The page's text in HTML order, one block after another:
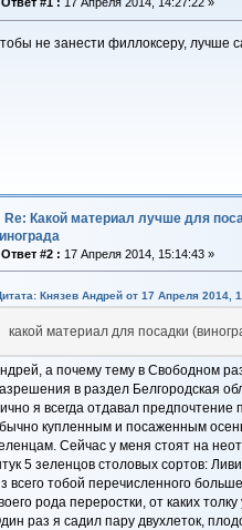
не занести филлоксеру, лучше
Re: Какой материал лучше для
Ответ #2 : 17 Апреля 2014, 15:14:43 »
Князев Андрей от 17 Апреля 2014,
какой материал для посадки
а почему тему в Свободном
в раздел Белгородская
я всегда отдавал
купленным и посаженным
Сейчас у меня стоят на
5 зеленцов столовых сортов:
всего тобой перечисленного
рода переростки, от каких
раз я садил пару двухлеток,